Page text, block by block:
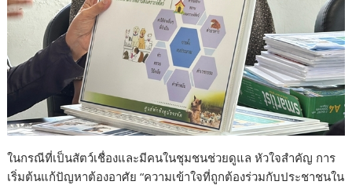
ในกรณีที่เป็นสัตว์เชื่องและมีคนในชุมชนช่วยดูแล หัวใจสำคัญ การ
เริ่มต้นแก้ปัญหาต้องอาศัย “ความเข้าใจที่ถูกต้องร่วมกับประชาชนใน